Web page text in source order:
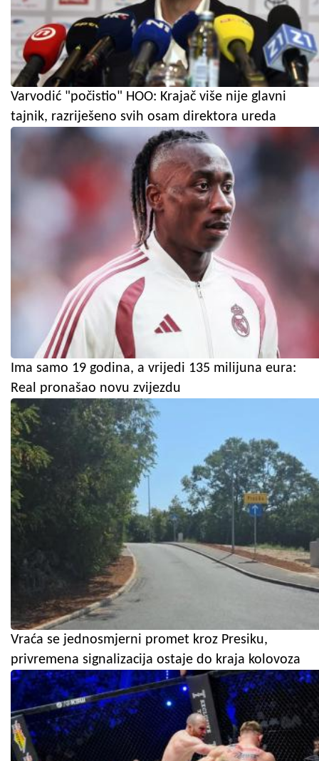
Varvodić "počistio" HOO: Krajač više nije glavni
tajnik, razriješeno svih osam direktora ureda
Ima samo 19 godina, a vrijedi 135 milijuna eura:
Real pronašao novu zvijezdu
Vraća se jednosmjerni promet kroz Presiku,
privremena signalizacija ostaje do kraja kolovoza